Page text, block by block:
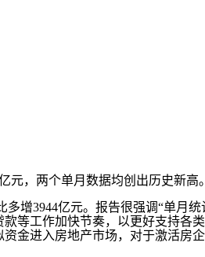
，两个单月数据均创出历史新高。
3944亿元。报告很强调“单月统
等工作加快节奏，以更好支持各
金进入房地产市场，对于激活房